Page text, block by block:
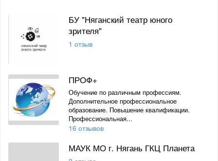
БУ "Няганский театр юного
зрителя"
1 отзыв
ПРОФ+
Обучение по различным профессиям.
Дополнительное профессиональное
образование. Повышение квалификации.
Профессиональная...
16 отзывов
МАУК МО г. Нягань ГКЦ Планета